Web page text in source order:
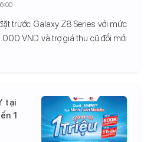
trước Galaxy Z8 Series với mức
VND và trợ giá thu cũ đổi mới
tại
1